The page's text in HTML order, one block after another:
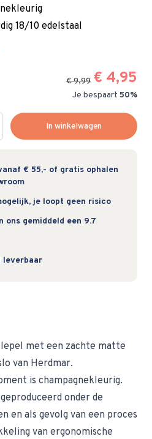
18/10 edelstaal
€ 9,99 € 4,95
Je bespaart 50%
In winkelwagen
€ 55,- of gratis ophalen
je loopt geen risico
ons gemiddeld een 9.7
leverbaar
met een zachte matte
van Herdmar.
is champagnekleurig.
onder de
en als gevolg van een proces
van ergonomische